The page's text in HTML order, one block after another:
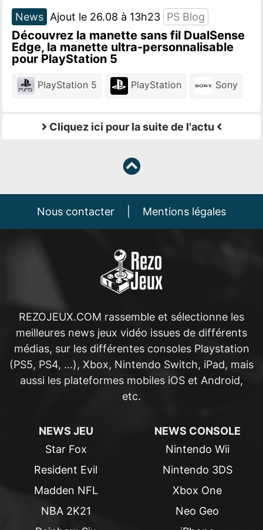
News Ajout le 26.08 à 13h23 PS Blog
Découvrez la manette sans fil DualSense
Edge, la manette ultra-personnalisable
pour PlayStation 5
PlayStation 5 PlayStation Sony
Cliquez ici pour la suite de l'actu
Nous contacter Mentions légales
REZOJEUX.COM rassemble et sélectionne les
meilleures news jeux vidéo issues de différents
médias, sur les différentes consoles Playstation
(PS5, PS4, ...), Xbox, Nintendo Switch, iPad, mais
aussi les plateformes mobiles iOS et Android,
etc.
NEWS JEU
Star Fox
Resident Evil
Madden NFL
NBA 2K21
NEWS CONSOLE
Nintendo Wii
Nintendo 3DS
Xbox One
Neo Geo